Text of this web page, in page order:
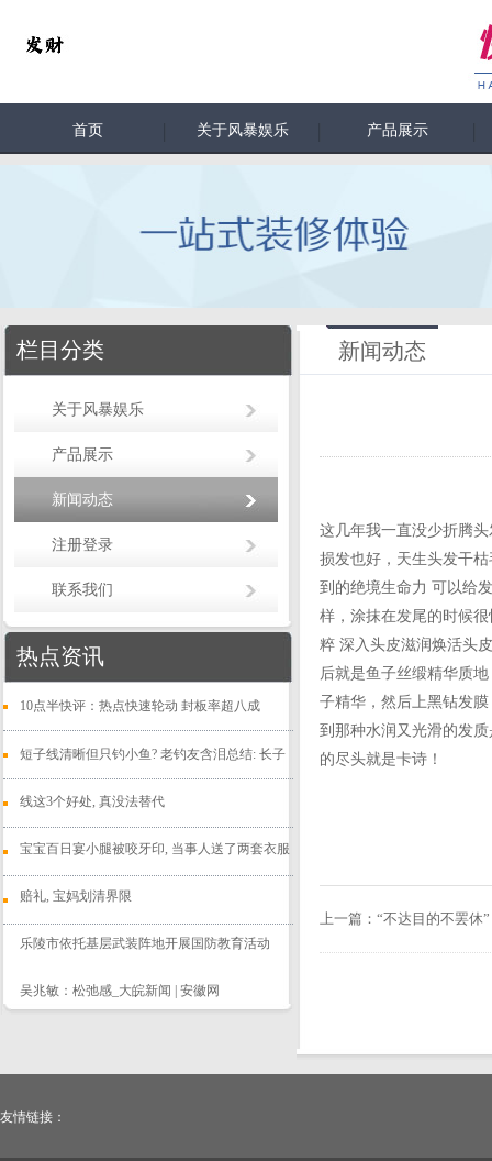
首页 关于风暴娱乐 产品展示
栏目分类
关于风暴娱乐
产品展示
新闻动态
注册登录
联系我们
热点资讯
10点半快评：热点快速轮动 封板率超八成
短子线清晰但只钓小鱼? 老钓友含泪总结: 长子
线这3个好处, 真没法替代
宝宝百日宴小腿被咬牙印, 当事人送了两套衣服
赔礼, 宝妈划清界限
乐陵市依托基层武装阵地开展国防教育活动
吴兆敏：松弛感_大皖新闻 | 安徽网
新闻动态
这几年我一直没少折腾
损发也好，天生头发干
到的绝境生命力 可以给
样，涂抹在发尾的时候
粹 深入头皮滋润焕活头
后就是鱼子丝缎精华质
子精华，然后上黑钻发
到那种水润又光滑的发
的尽头就是卡诗！
上一篇： “不达目的不罢休
友情链接：